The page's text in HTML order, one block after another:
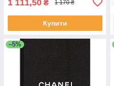
1 111,50 ₴ 1 170 ₴
Купити
–5%